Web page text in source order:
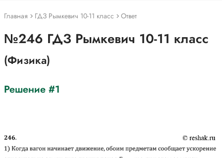
Главная ГДЗ Рымкевич 10-11 класс Ответ
№246 ГДЗ Рымкевич 10-11 класс
(Физика)
Решение #1